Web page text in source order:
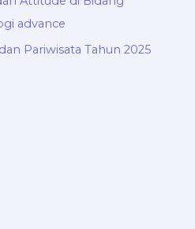
advance
Pariwisata Tahun 2025